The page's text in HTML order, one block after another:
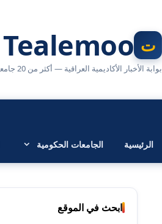
Tealemoo | تعليمو
بوابة الأخبار الأكاديمية العراقية — أكثر من 20 جامعة وكلية في مكان واحد
الرئيسية الجامعات الحكومية
ابحث في الموقع